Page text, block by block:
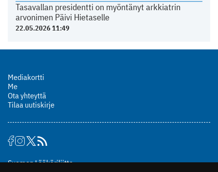
Tasavallan presidentti on myöntänyt arkkiatrin
arvonimen Päivi Hietaselle
22.05.2026 11:49
Mediakortti
Me
Ota yhteyttä
Tilaa uutiskirje
Suomen Lääkäriliitto